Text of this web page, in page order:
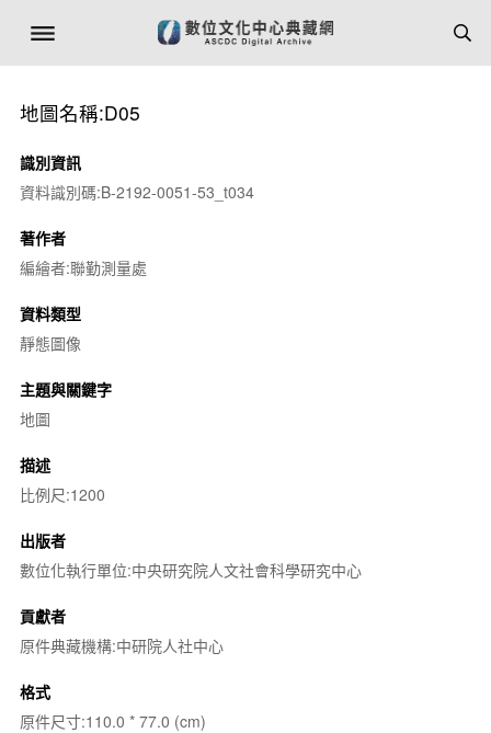
地圖名稱:D05
識別資訊
資料識別碼:B-2192-0051-53_t034
著作者
編繪者:聯勤測量處
資料類型
靜態圖像
主題與關鍵字
地圖
描述
比例尺:1200
出版者
數位化執行單位:中央研究院人文社會科學研究中心
貢獻者
原件典藏機構:中研院人社中心
格式
原件尺寸:110.0 * 77.0 (cm)